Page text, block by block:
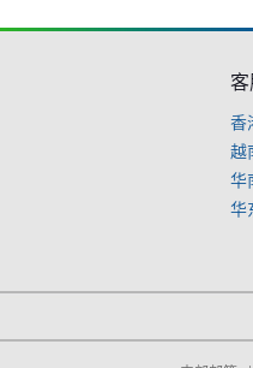
香
越
华
华